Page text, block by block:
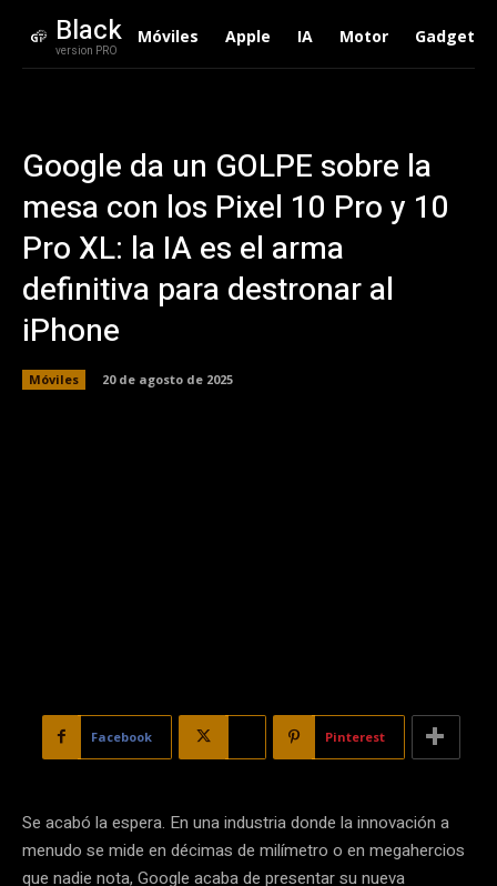
Black
version PRO
Móviles Apple IA Motor Gadgets
Google da un GOLPE sobre la
mesa con los Pixel 10 Pro y 10
Pro XL: la IA es el arma
definitiva para destronar al
iPhone
Móviles 20 de agosto de 2025
Facebook Pinterest
Se acabó la espera. En una industria donde la innovación a
menudo se mide en décimas de milímetro o en megahercios
que nadie nota, Google acaba de presentar su nueva